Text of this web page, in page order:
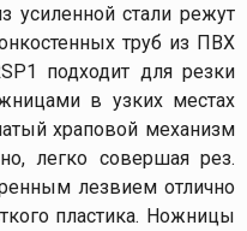
усиленной стали режут
труб из ПВХ
подходит для резки
в узких местах
храповой механизм
легко совершая рез.
лезвием отлично
пластика. Ножницы